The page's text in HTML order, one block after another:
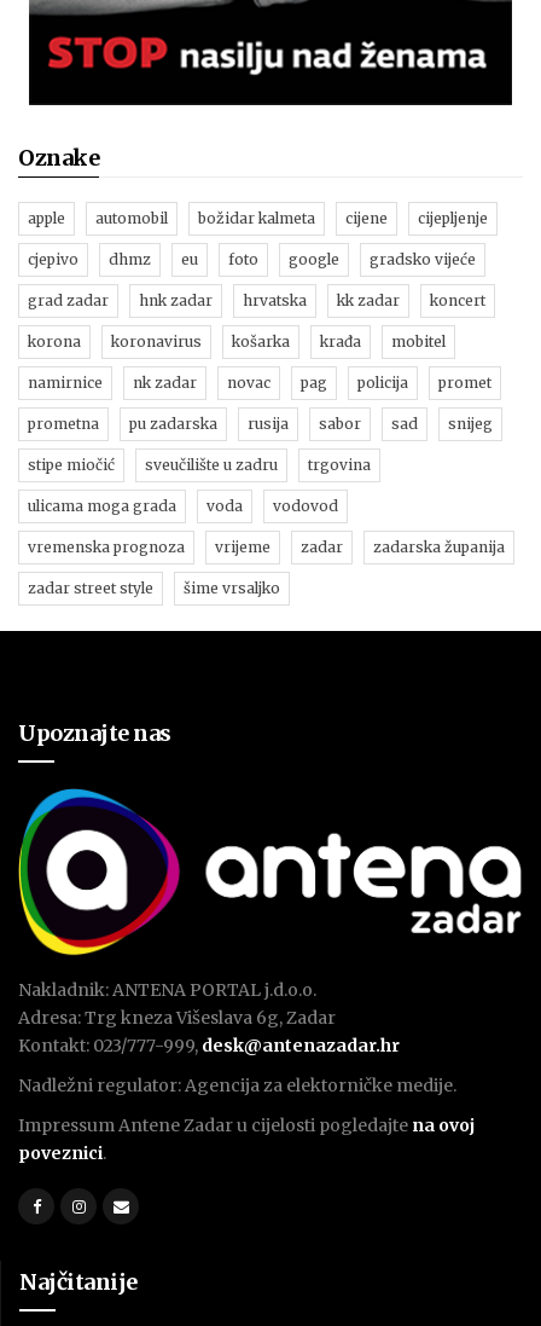
Oznake
apple automobil božidar kalmeta cijene cijepljenje
cjepivo dhmz eu foto google gradsko vijeće
grad zadar hnk zadar hrvatska kk zadar koncert
korona koronavirus košarka krađa mobitel
namirnice nk zadar novac pag policija promet
prometna pu zadarska rusija sabor sad snijeg
stipe miočić sveučilište u zadru trgovina
ulicama moga grada voda vodovod
vremenska prognoza vrijeme zadar zadarska županija
zadar street style šime vrsaljko
Upoznajte nas
Nakladnik: ANTENA PORTAL j.d.o.o.
Adresa: Trg kneza Višeslava 6g, Zadar
Kontakt: 023/777-999, desk@antenazadar.hr
Nadležni regulator: Agencija za elektorničke medije.
Impressum Antene Zadar u cijelosti pogledajte na ovoj
poveznici.
Najčitanije